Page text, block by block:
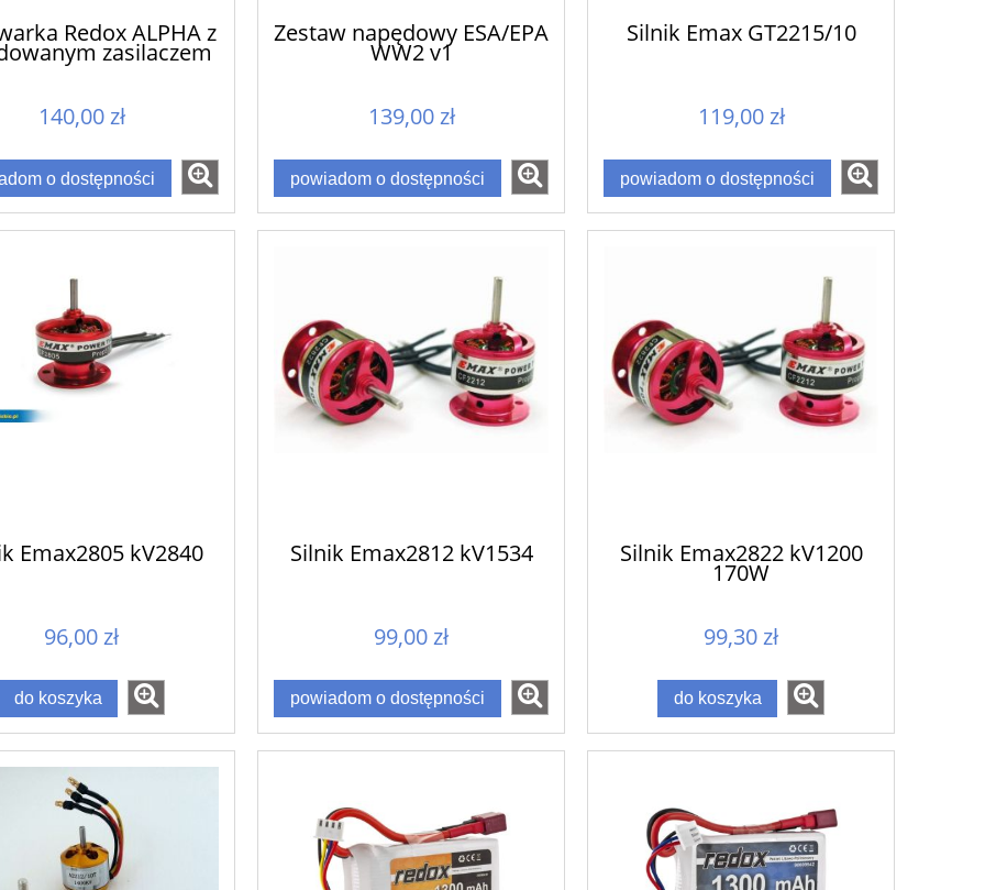
Redox ALPHA z
zasilaczem
140,00 zł
o dostępności
Zestaw napędowy ESA/EPA
WW2 v1
139,00 zł
powiadom o dostępności
Silnik Emax GT2215/10
119,00 zł
powiadom o dostępności
Emax2805 kV2840
96,00 zł
do koszyka
Silnik Emax2812 kV1534
99,00 zł
powiadom o dostępności
Silnik Emax2822 kV1200
170W
99,30 zł
do koszyka